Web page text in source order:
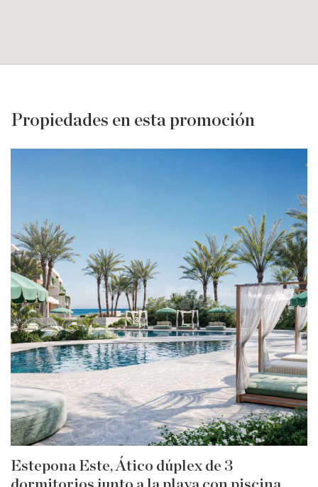
Propiedades en esta promoción
Estepona Este, Ático dúplex de 3